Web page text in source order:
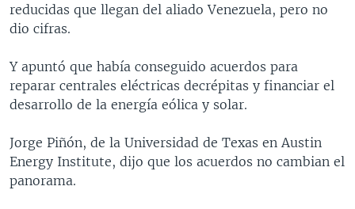
reducidas que llegan del aliado Venezuela, pero no
dio cifras.
Y apuntó que había conseguido acuerdos para
reparar centrales eléctricas decrépitas y financiar el
desarrollo de la energía eólica y solar.
Jorge Piñón, de la Universidad de Texas en Austin
Energy Institute, dijo que los acuerdos no cambian el
panorama.